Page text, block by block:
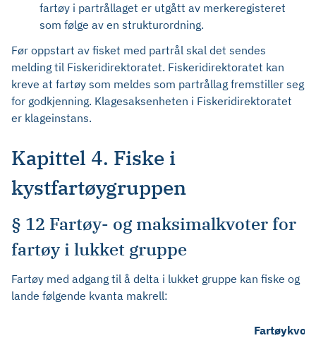
fartøy i partrållaget er utgått av merkeregisteret
som følge av en strukturordning.
Før oppstart av fisket med partrål skal det sendes
melding til Fiskeridirektoratet. Fiskeridirektoratet kan
kreve at fartøy som meldes som partrållag fremstiller seg
for godkjenning. Klagesaksenheten i Fiskeridirektoratet
er klageinstans.
Kapittel 4. Fiske i
kystfartøygruppen
§ 12 Fartøy- og maksimalkvoter for
fartøy i lukket gruppe
Fartøy med adgang til å delta i lukket gruppe kan fiske og
lande følgende kvanta makrell:
Fartøykvote